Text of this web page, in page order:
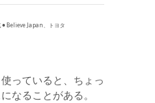
Japan、トヨタ
っていると、ちょっ
なることがある。